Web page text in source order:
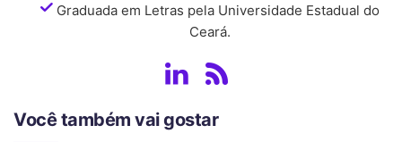
Graduada em Letras pela Universidade Estadual do
Ceará.
Você também vai gostar